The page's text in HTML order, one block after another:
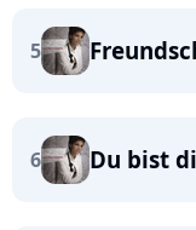
5
6 Du bist